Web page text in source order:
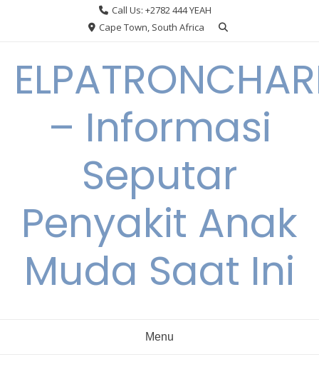
Call Us: +2782 444 YEAH
Cape Town, South Africa
– Informasi
Seputar
Penyakit Anak
Muda Saat Ini
Menu